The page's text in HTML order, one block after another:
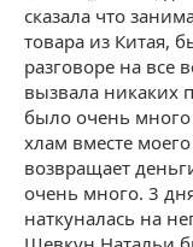
сказала что
товара из Китая,
разговоре на все
вызвала никаких
было очень много
хлам вместе
возвращает
очень много. 3
наткуналась на